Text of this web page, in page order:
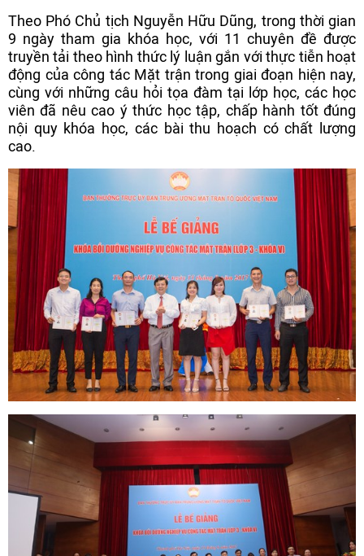
Theo Phó Chủ tịch Nguyễn Hữu Dũng, trong thời gian
9 ngày tham gia khóa học, với 11 chuyên đề được
truyền tải theo hình thức lý luận gắn với thực tiễn hoạt
động của công tác Mặt trận trong giai đoạn hiện nay,
cùng với những câu hỏi tọa đàm tại lớp học, các học
viên đã nêu cao ý thức học tập, chấp hành tốt đúng
nội quy khóa học, các bài thu hoạch có chất lượng
cao.